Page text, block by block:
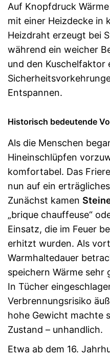
Auf Knopfdruck
mit einer Heizdecke in
Heizdraht erzeugt bei
während ein weicher
und den Kuschelfaktor
Entspannen.
Historisch bedeutende
Als die Menschen
Hineinschlüpfen
komfortabel. Das
nun auf ein
Zunächst kamen
„brique chauffeuse“
Einsatz, die im Feuer
erhitzt wurden. Als
Warmhaltedauer
speichern Wärme sehr
In Tücher
Verbrennungsrisiko
hohe Gewicht machte
Zustand – unhandlich.
Etwa ab dem 16.